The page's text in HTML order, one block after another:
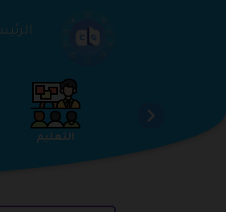
الجمال والعناية الخدمات